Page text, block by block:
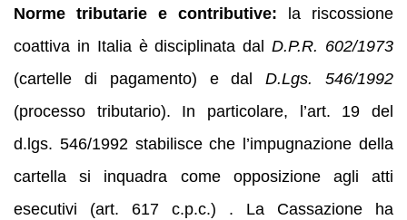
Norme tributarie e contributive: la riscossione
coattiva in Italia è disciplinata dalD.P.R. 602/1973
(cartelle di pagamento) e dalD.Lgs. 546/1992
(processo tributario). In particolare, l’art. 19 del
d.lgs. 546/1992 stabilisce che l’impugnazione della
cartella si inquadra come opposizione agli atti
esecutivi (art. 617 c.p.c.) . La Cassazione ha